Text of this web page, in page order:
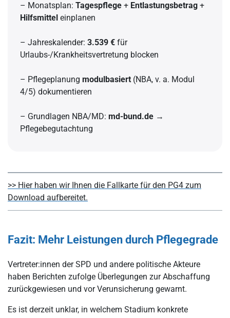
– Monatsplan: Tagespflege + Entlastungsbetrag +
Hilfsmittel einplanen
– Jahreskalender: 3.539 € für
Urlaubs-/Krankheitsvertretung blocken
– Pflegeplanung modulbasiert (NBA, v. a. Modul
4/5) dokumentieren
– Grundlagen NBA/MD: md-bund.de →
Pflegebegutachtung
>> Hier haben wir Ihnen die Fallkarte für den PG4 zum
Download aufbereitet.
Fazit: Mehr Leistungen durch Pflegegrade
Vertreter:innen der SPD und andere politische Akteure
haben Berichten zufolge Überlegungen zur Abschaffung
zurückgewiesen und vor Verunsicherung gewarnt.
Es ist derzeit unklar, in welchem Stadium konkrete